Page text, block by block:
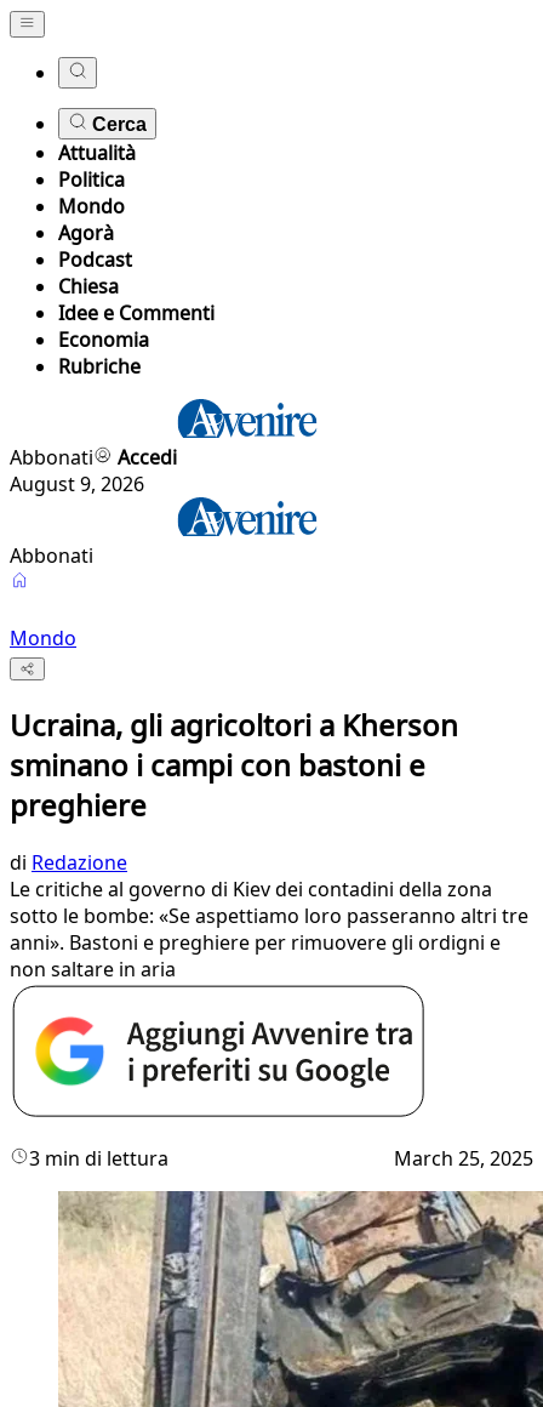
Cerca
Attualità
Politica
Mondo
Agorà
Podcast
Chiesa
Idee e Commenti
Economia
Rubriche
Abbonati
Accedi
August 9, 2026
Abbonati
Mondo
Ucraina, gli agricoltori a Kherson
sminano i campi con bastoni e
preghiere
di Redazione
Le critiche al governo di Kiev dei contadini della zona
sotto le bombe: «Se aspettiamo loro passeranno altri tre
anni». Bastoni e preghiere per rimuovere gli ordigni e
non saltare in aria
3 min di lettura March 25, 2025